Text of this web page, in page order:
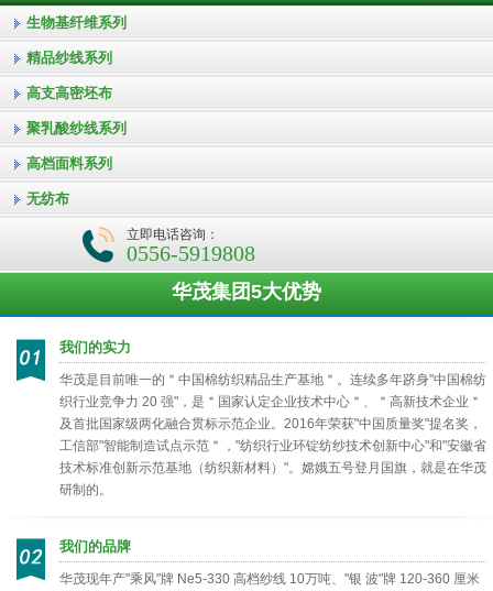
生物基纤维系列
精品纱线系列
高支高密坯布
聚乳酸纱线系列
高档面料系列
无纺布
立即电话咨询：
0556-5919808
华茂集团5大优势
我们的实力
华茂是目前唯一的＂中国棉纺织精品生产基地＂。连续多年跻身"中国棉纺
织行业竞争力 20 强"，是＂国家认定企业技术中心＂、＂高新技术企业＂
及首批国家级两化融合贯标示范企业。2016年荣获"中国质量奖"提名奖，
工信部"智能制造试点示范＂，"纺织行业环锭纺纱技术创新中心"和"安徽省
技术标准创新示范基地（纺织新材料）"。嫦娥五号登月国旗，就是在华茂
研制的。
我们的品牌
华茂现年产"乘风"牌 Ne5-330 高档纱线 10万吨、"银 波"牌 120-360 厘米